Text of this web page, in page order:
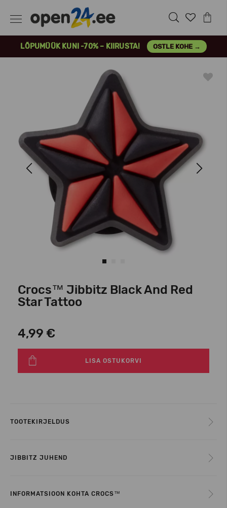
LÕPUMÜÜK KUNI -70% – KIIRUSTA! OSTLE KOHE →
Previous Next
Crocs™ Jibbitz Black And Red
Star Tattoo
4,99 €
LISA OSTUKORVI
TOOTEKIRJELDUS
JIBBITZ JUHEND
INFORMATSIOON KOHTA CROCS™